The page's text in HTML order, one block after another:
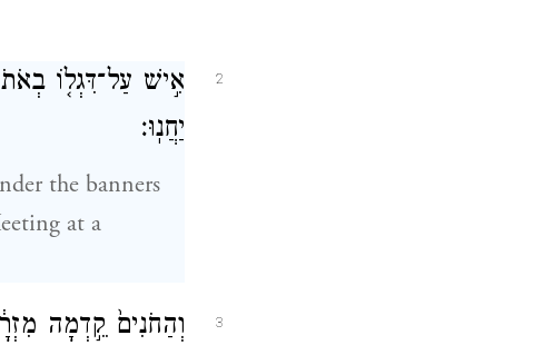
2
אִ֣ישׁ עַל־דִּגְל֤וֹ
יַחֲנֽוּ׃
the banners
at a
3
וְהַחֹנִים֙ קֵ֣דְמָה